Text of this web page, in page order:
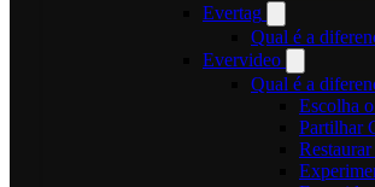
Evertag
Qual é a
Evervideo
Qual é a
Escolha
Partilhar